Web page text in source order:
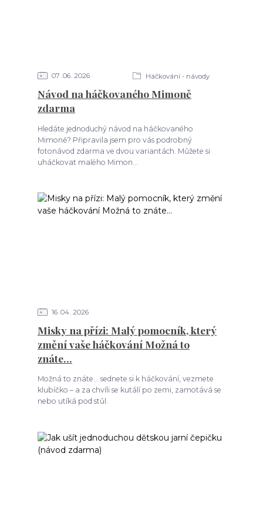
07 06 2026 Háčkování - návody
Návod na háčkovaného Mimoně
zdarma
Hledáte jednoduchý návod na háčkovaného
Mimoně? Připravila jsem pro vás podrobný
fotonávod zdarma ve dvou variantách. Můžete si
uháčkovat malého Mimon...
16 04 2026
Misky na přízi: Malý pomocník, který
změní vaše háčkování Možná to
znáte…
Možná to znáte… sednete si k háčkování, vezmete
klubíčko – a za chvíli se kutálí po zemi, zamotává se
nebo utíká pod stůl.